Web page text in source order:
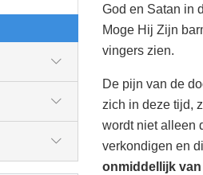
God en Satan in
Moge Hij Zijn
vingers zien.
De pijn van de
zich in deze tijd,
wordt niet alleen
verkondigen en
onmiddellijk